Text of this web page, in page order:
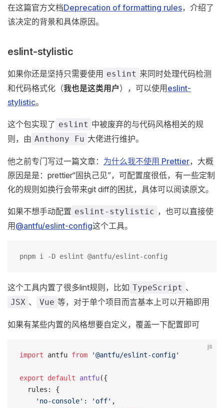
在这篇官方文档Deprecation of formatting rules，介绍了
该决定的背景和具体原因。
eslint-stylistic
如果你还是坚持只需要使用 eslint 来同时处理代码检测
和代码格式化（我也是这类用户），可以使用 eslint-
stylistic。
这个包实现了 eslint 中被废弃的与代码风格相关的规
则，由 Anthony Fu 大佬进行维护。
他之前专门写过一篇文章： 为什么我不使用 Prettier，大概
原因是是：prettier“固执己见”，可配置度很低，有一些定制
化的规则如换行会带来git diff的困扰，具体可以阅读原文。
如果不想手动配置 eslint-stylistic ，也可以直接使
用 @antfu/eslint-config这个工具。
pnpm i -D eslint @antfu/eslint-config
这个工具内置了很多lint规则，比如 TypeScript 、
JSX 、 Vue 等，对于单个项目而言基本上可以开箱即用
如果有某些内置的风格想要自定义，覆盖一下配置即可
js
import antfu from '@antfu/eslint-config'
export default antfu({
  rules: {
    'no-console'
: 'off' ,